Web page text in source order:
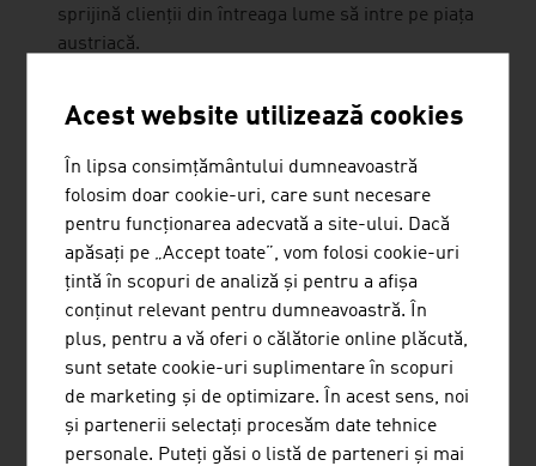
sprijină clienții din întreaga lume să intre pe piața
austriacă.
SCHEUCH GMBH
Scheuch contribuie de peste 55 de ani la protecția
planetei noastre cu tehnologii inovatoare pentru
controlul poluării aerului și oferă soluții specifice
aplicației și de înaltă calitate în domeniul
tehnologiei aerului și a mediului.
Acest website utilizează cookies
În lipsa consimțământului dumneavoastră
folosim doar cookie-uri, care sunt necesare
pentru funcționarea adecvată a site-ului. Dacă
apăsați pe „Accept toate”, vom folosi cookie-uri
țintă în scopuri de analiză și pentru a afișa
conținut relevant pentru dumneavoastră. În
plus, pentru a vă oferi o călătorie online plăcută,
sunt setate cookie-uri suplimentare în scopuri
de marketing și de optimizare. În acest sens, noi
și partenerii selectați procesăm date tehnice
personale. Puteți găsi o listă de parteneri și mai